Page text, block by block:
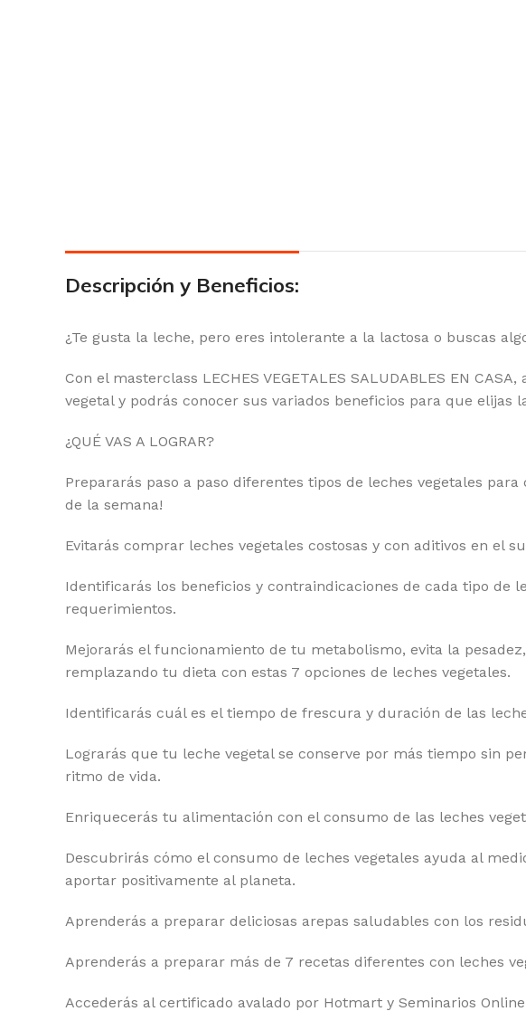
Descripción y Beneficios:
¿Te gusta la leche, pero eres intolerante a la lactosa o buscas
Con el masterclass LECHES VEGETALES SALUDABLES EN
vegetal y podrás conocer sus variados beneficios para que elijas
¿QUÉ VAS A LOGRAR?
Prepararás paso a paso diferentes tipos de leches vegetales
de la semana!
Evitarás comprar leches vegetales costosas y con aditivos en el
Identificarás los beneficios y contraindicaciones de cada tipo de
requerimientos.
Mejorarás el funcionamiento de tu metabolismo, evita la
remplazando tu dieta con estas 7 opciones de leches vegetales.
Identificarás cuál es el tiempo de frescura y duración de las
Lograrás que tu leche vegetal se conserve por más tiempo sin
ritmo de vida.
Enriquecerás tu alimentación con el consumo de las leches
Descubrirás cómo el consumo de leches vegetales ayuda al
aportar positivamente al planeta.
Aprenderás a preparar deliciosas arepas saludables con los
Aprenderás a preparar más de 7 recetas diferentes con leches
Accederás al certificado avalado por Hotmart y Seminarios